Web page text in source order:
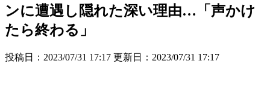
ンに遭遇し隠れた深い理由…「声かけ
たら終わる」
投稿日：2023/07/31 17:17 更新日： 2023/07/31 17:17